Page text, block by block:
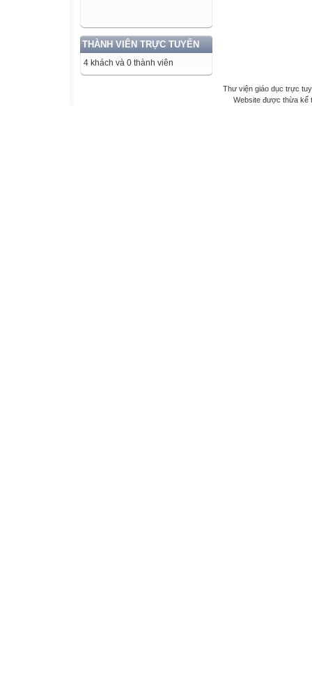
THÀNH VIÊN TRỰC TUYẾN
4 khách và 0 thành viên
Thư viện giáo dục trực
Website được thừa kế